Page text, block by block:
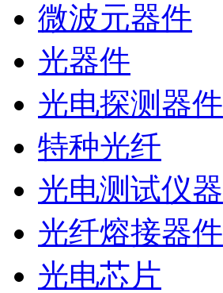
微波元器件
光器件
光电探测器件
特种光纤
光电测试仪器
光纤熔接器件
光电芯片